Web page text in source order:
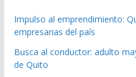
Impulso al emprendimiento:
empresarias del país
Busca al conductor: adulto
de Quito